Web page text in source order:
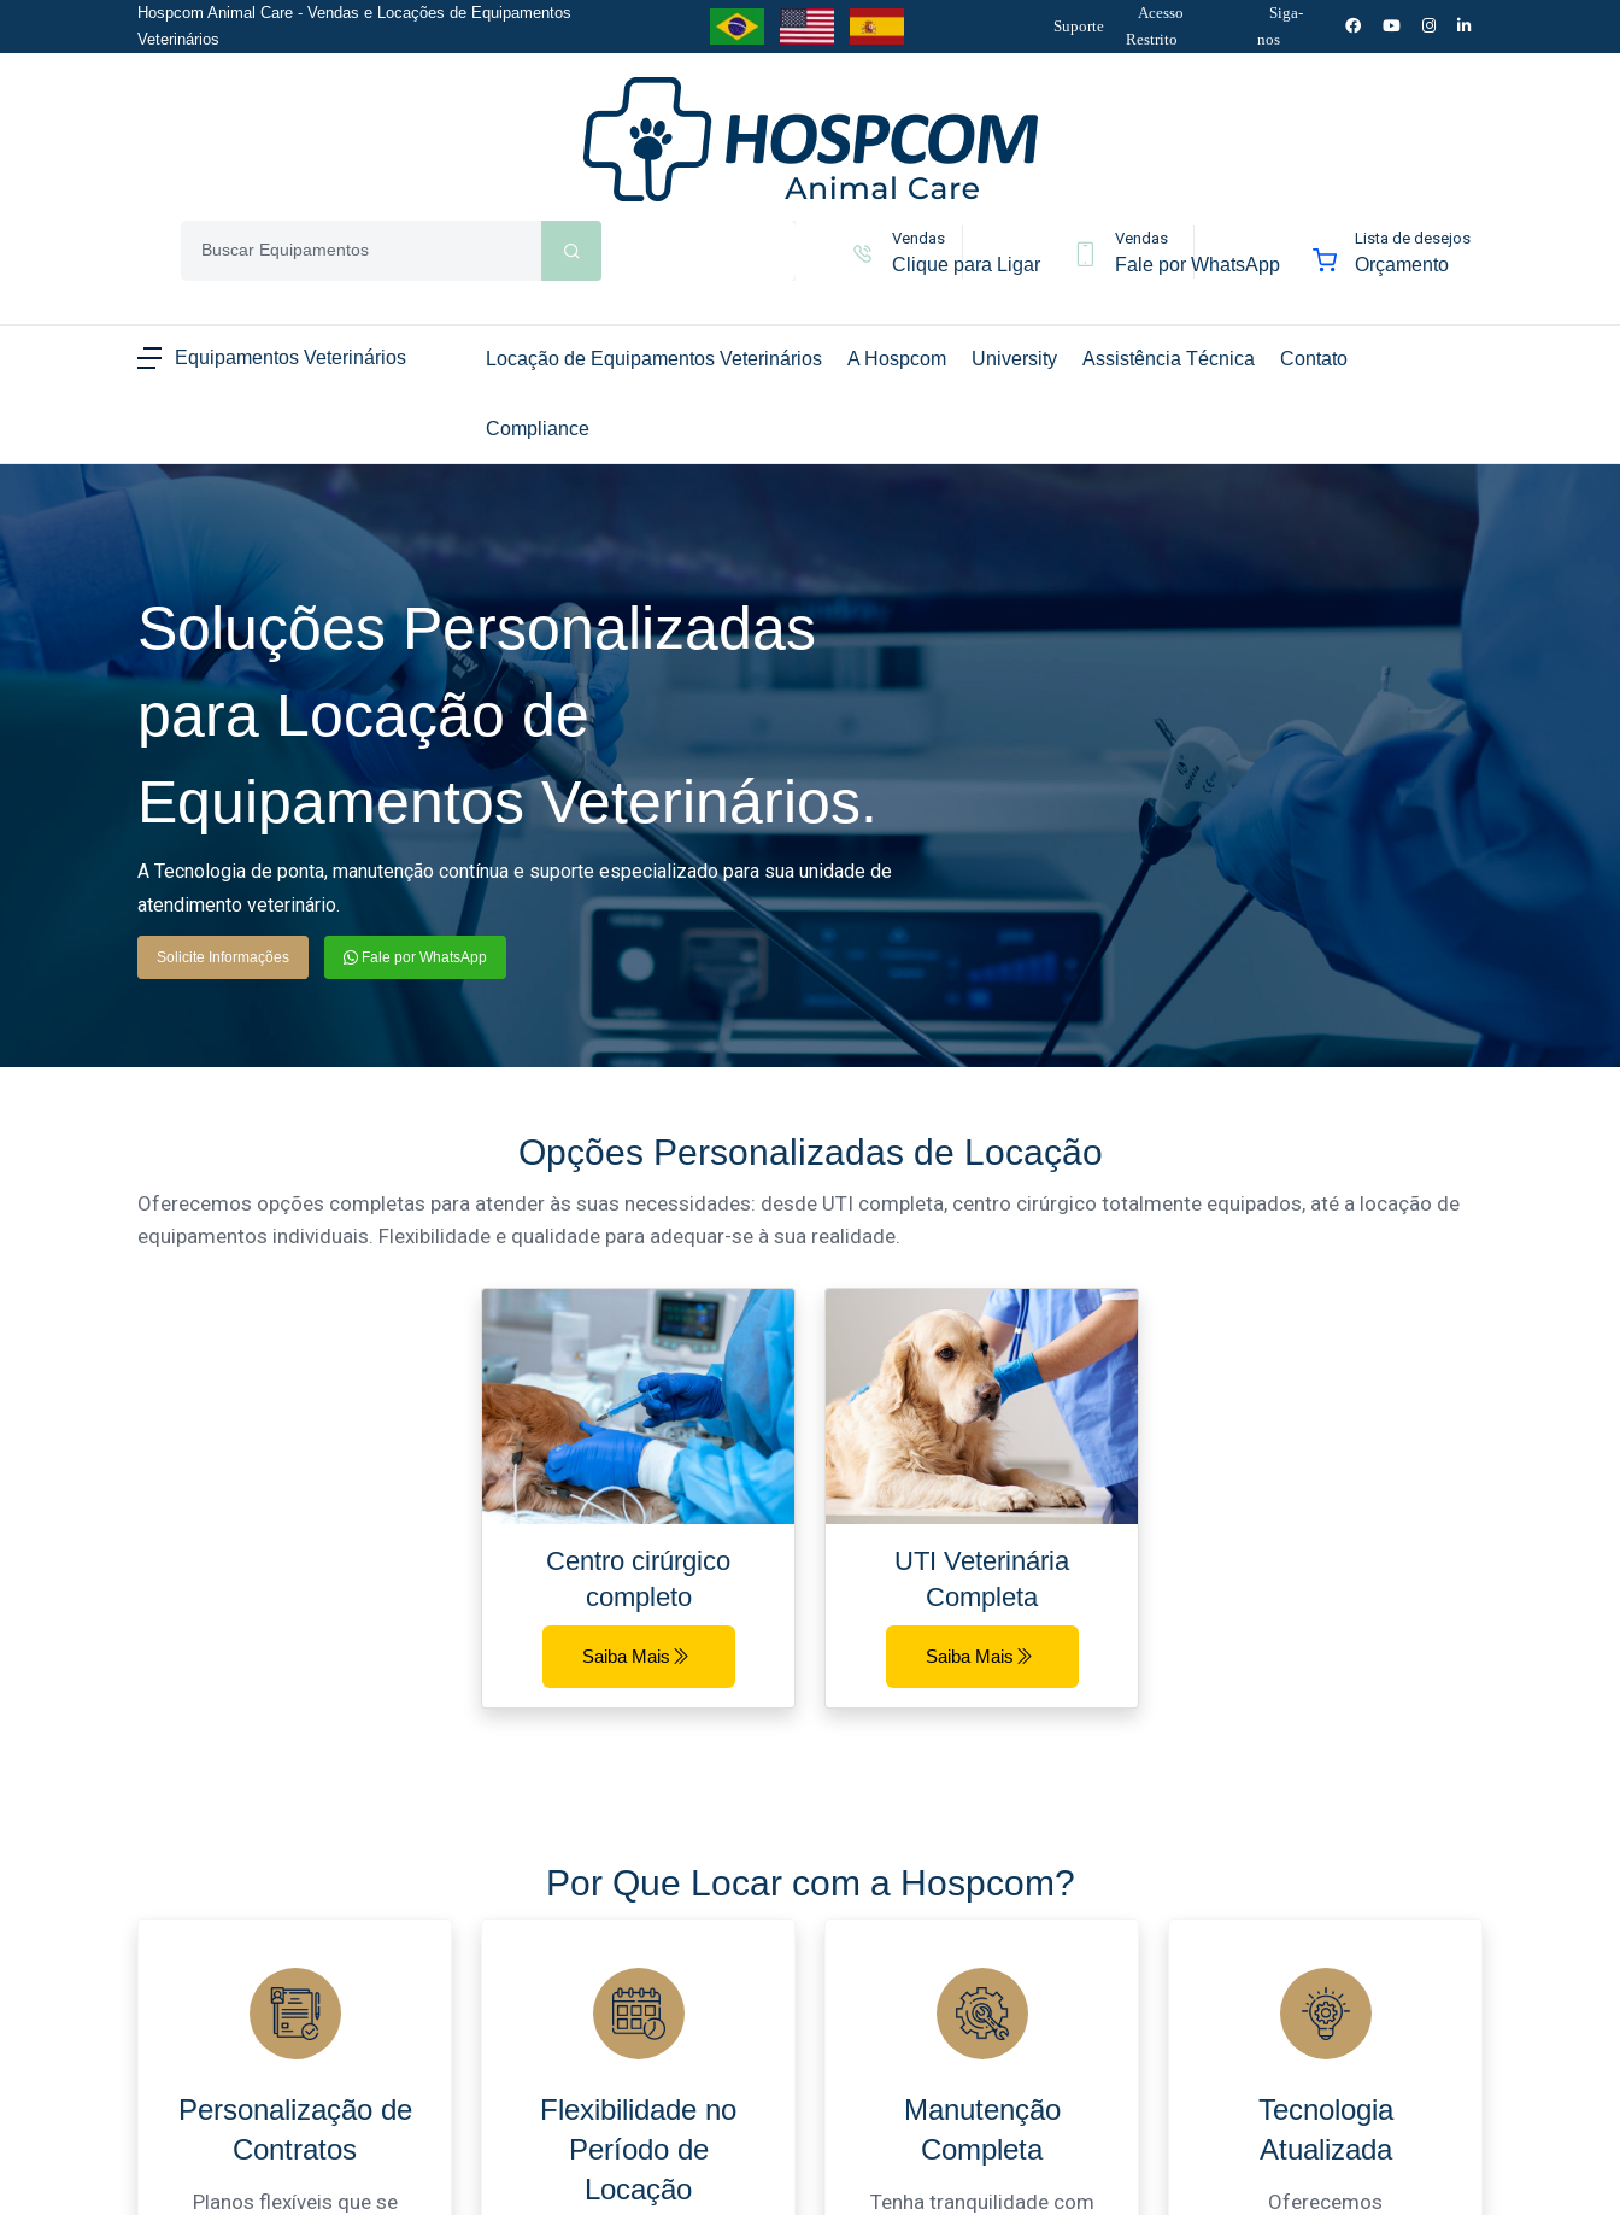
Hospcom Animal Care - Vendas e Locações de Equipamentos
Veterinários
Suporte
Acesso
Restrito
Siga-
nos
Vendas
Clique para Ligar
Vendas
Fale por WhatsApp
Lista de desejos
Orçamento
Equipamentos Veterinários Locação de Equipamentos Veterinários A Hospcom University Assistência Técnica Contato
Compliance
Soluções Personalizadas
para Locação de
Equipamentos Veterinários.
A Tecnologia de ponta, manutenção contínua e suporte especializado para sua unidade de
atendimento veterinário.
Solicite Informações Fale por WhatsApp
Opções Personalizadas de Locação
Oferecemos opções completas para atender às suas necessidades: desde UTI completa, centro cirúrgico totalmente equipados, até a locação de
equipamentos individuais. Flexibilidade e qualidade para adequar-se à sua realidade.
Centro cirúrgico
completo
Saiba Mais
UTI Veterinária
Completa
Saiba Mais
Por Que Locar com a Hospcom?
Personalização de
Contratos
Planos flexíveis que se
Flexibilidade no
Período de
Locação
Manutenção
Completa
Tenha tranquilidade com
Tecnologia
Atualizada
Oferecemos